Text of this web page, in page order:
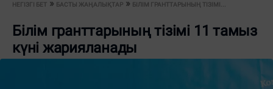
НЕГІЗГІ БЕТ БАСТЫ ЖАҢАЛЫҚТАР БІЛІМ ГРАНТТАРЫНЫҢ ТІЗІМІ...
Білім гранттарының тізімі 11 тамыз
күні жарияланады